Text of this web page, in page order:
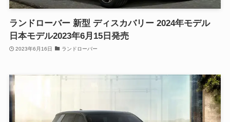
ランドローバー 新型 ディスカバリー 2024年モデル
日本モデル2023年6月15日発売
2023年6月16日 ランドローバー